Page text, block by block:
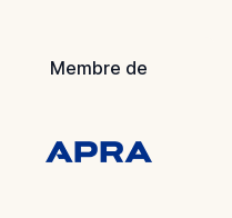
Membre de